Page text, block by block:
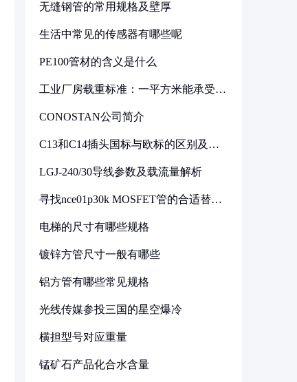
无缝钢管的常用规格及壁厚
生活中常见的传感器有哪些呢
PE100管材的含义是什么
工业厂房载重标准：一平方米能承受多
CONOSTAN公司简介
C13和C14插头国标与欧标的区别及其
LGJ-240/30导线参数及载流量解析
寻找nce01p30k MOSFET管的合适替代
电梯的尺寸有哪些规格
镀锌方管尺寸一般有哪些
铝方管有哪些常见规格
光线传媒参投三国的星空爆冷
横担型号对应重量
锰矿石产品化合水含量